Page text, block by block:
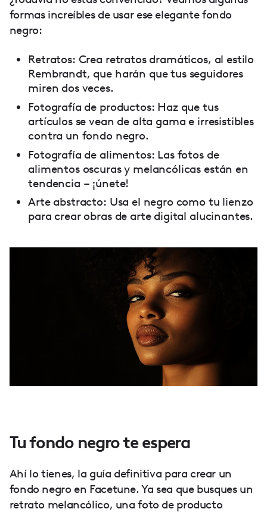
formas increíbles de usar ese elegante fondo
negro:
Retratos: Crea retratos dramáticos, al estilo
Rembrandt, que harán que tus seguidores
miren dos veces.
Fotografía de productos: Haz que tus
artículos se vean de alta gama e irresistibles
contra un fondo negro.
Fotografía de alimentos: Las fotos de
alimentos oscuras y melancólicas están en
tendencia – ¡únete!
Arte abstracto: Usa el negro como tu lienzo
para crear obras de arte digital alucinantes.
Tu fondo negro te espera
Ahí lo tienes, la guía definitiva para crear un
fondo negro en Facetune. Ya sea que busques un
retrato melancólico, una foto de producto